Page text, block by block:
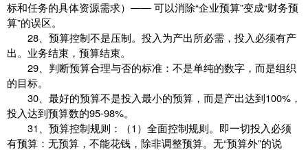
标和任务的具体资源需求）—— 可以消除“企业预算”变成“财务预
算”的误区。
28、预算控制不是压制。投入为产出所必需，投入必须有产
出。业务结束，预算结束。
29、判断预算合理与否的标准：不是单纯的数字，而是组织
的目标。
30、最好的预算不是投入最小的预算，而是产出达到100%，
投入达到预算数的95-98%。
31、预算控制规则：（1）全面控制规则。即一切投入必须
有预算：无预算，不能花钱，除非调整预算。无“预算外”的说